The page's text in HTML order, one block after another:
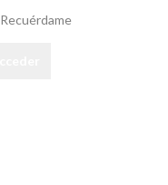
Recuérdame